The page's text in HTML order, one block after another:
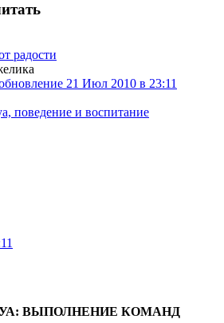
радости
21 Июл 2010 в 23:11
поведение и воспитание
ВЫПОЛНЕНИЕ КОМАНД